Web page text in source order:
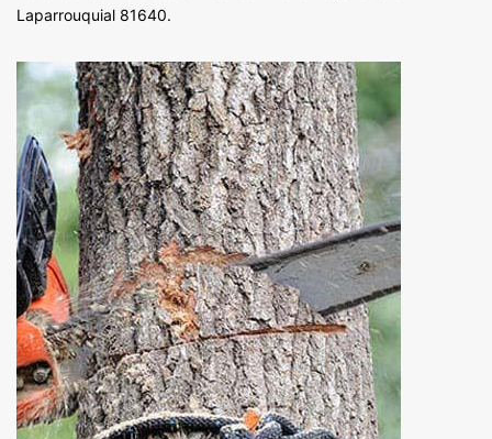
Laparrouquial 81640.